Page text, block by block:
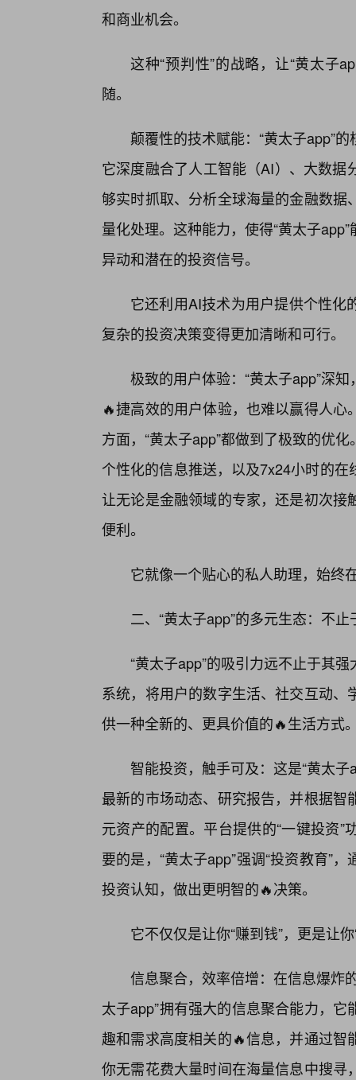
和商业机会。
这种“预判性”的战略，让“黄太子
随。
颠覆性的技术赋能：“黄太子app”
它深度融合了人工智能（AI）、大数
够实时抓取、分析全球海量的金融数
量化处理。这种能力，使得“黄太子
异动和潜在的投资信号。
它还利用AI技术为用户提供个性化
复杂的投资决策变得更加清晰和可行。
极致的用户体验：“黄太子app”深
🔥捷高效的用户体验，也难以赢得人
方面，“黄太子app”都做到了极致的优
个性化的信息推送，以及7x24小时的
让无论是金融领域的专家，还是初次
便利。
它就像一个贴心的私人助理，始终
二、“黄太子app”的多元生态：不
“黄太子app”的吸引力远不止于其
系统，将用户的数字生活、社交互动
供一种全新的、更具价值的🔥生活方式
智能投资，触手可及：这是“黄太
最新的市场动态、研究报告，并根据
元资产的配置。平台提供的“一键投资
要的是，“黄太子app”强调“投资教育”
投资认知，做出更明智的🔥决策。
它不仅仅是让你“赚到钱”，更是让
信息聚合，效率倍增：在信息爆炸
太子app”拥有强大的信息聚合能力，
趣和需求高度相关的🔥信息，并通过
你无需花费大量时间在海量信息中搜